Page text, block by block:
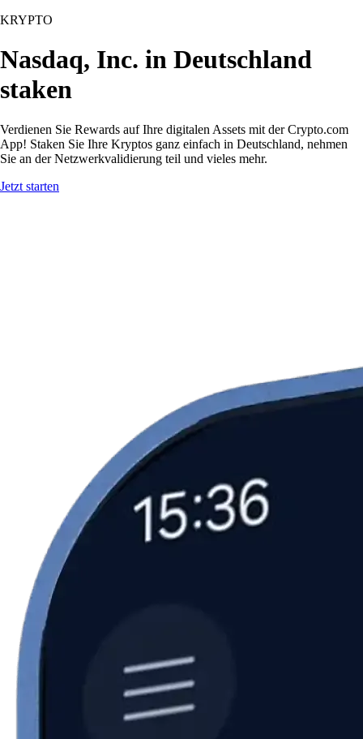
KRYPTO
Nasdaq, Inc. in Deutschland
staken
Verdienen Sie Rewards auf Ihre digitalen Assets mit der Crypto.com
App! Staken Sie Ihre Kryptos ganz einfach in Deutschland, nehmen
Sie an der Netzwerkvalidierung teil und vieles mehr.
Jetzt starten